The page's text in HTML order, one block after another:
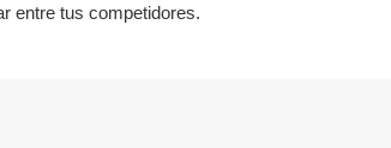
entre tus competidores.